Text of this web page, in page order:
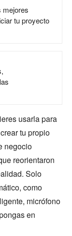
mejores
tu proyecto
usarla para
tu propio
negocio
reorientaron
Solo
como
micrófono
en